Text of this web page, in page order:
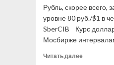
Рубль, скорее всего,
уровне 80 руб./$1 в
SberCIB Курс
Мосбирже
Читать далееПрочитать